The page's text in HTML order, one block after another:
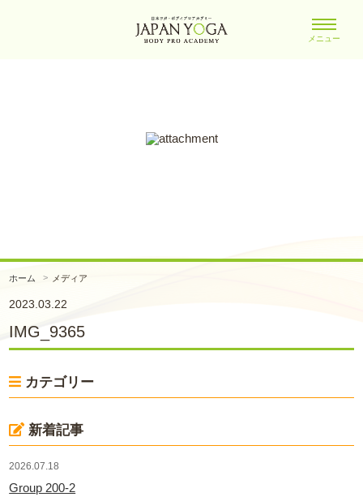
メニュー
ホーム メディア
2023.03.22
IMG_9365
カテゴリー
新着記事
2026.07.18
Group 200-2